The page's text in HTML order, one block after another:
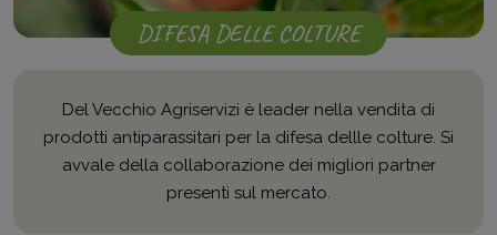
DIFESA DELLE COLTURE
Del Vecchio Agriservizi è leader nella vendita di
prodotti antiparassitari per la difesa dellle colture. Si
avvale della collaborazione dei migliori partner
presenti sul mercato.